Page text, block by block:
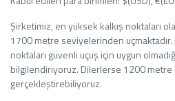
Şirketimiz, en yüksek kalkış noktaları
1700 metre seviyelerinden uçmaktadır.
noktaları güvenli uçuş için uygun
bilgilendiriyoruz. Dilerlerse 1200 metre
gerçekleştirebiliyoruz.